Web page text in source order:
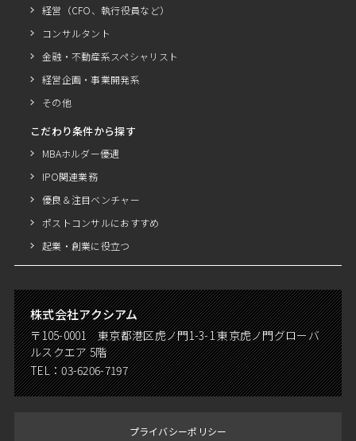
経営（CFO、執行役員など）
コンサルタント
金融・不動産系スペシャリスト
経営企画・事業開発系
その他
こだわり条件から探す
MBAホルダー優遇
IPO関連業務
優良＆注目ベンチャー
ポストコンサルにおすすめ
起業・創業に役立つ
株式会社アクシアム
〒105-0001 東京都港区虎ノ門1-3-1 東京虎ノ門グローバ
ルスクエア 5階
TEL：03-6206-7197
プライバシーポリシー